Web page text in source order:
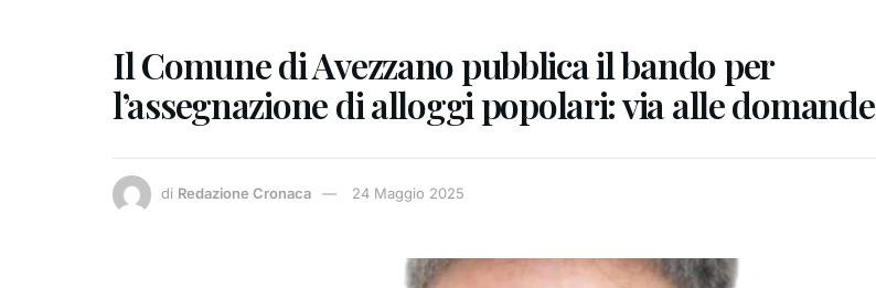
Il Comune di Avezzano pubblica il bando per
l’assegnazione di alloggi popolari: via alle domande
di Redazione Cronaca 24 Maggio 2025